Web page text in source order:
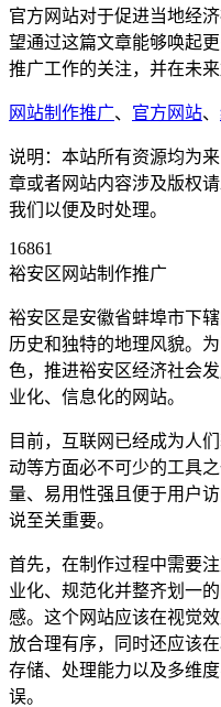
官方网站对于促进当地经
望通过这篇文章能够唤起
推广工作的关注，并在未来
网站制作推广、 官方网站、
说明：本站所有资源均为
章或者网站内容涉及版权请
我们以便及时处理。
16861
裕安区网站制作推广
裕安区是安徽省蚌埠市下
历史和独特的地理风貌。
色，推进裕安区经济社会
业化、信息化的网站。
目前，互联网已经成为人
动等方面必不可少的工具
量、易用性强且便于用户
说至关重要。
首先，在制作过程中需要
业化、规范化并整齐划一
感。这个网站应该在视觉
放合理有序，同时还应该
存储、处理能力以及多维
误。